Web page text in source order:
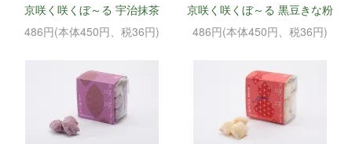
京咲く咲くぼ～る 宇治抹茶
486円(本体450円、税36円)
京咲く咲くぼ～る 黒豆きな粉
486円(本体450円、税36円)